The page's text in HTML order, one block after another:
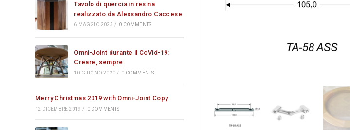
Tavolo di quercia in resina
realizzato da Alessandro Caccese
6 MAGGIO 2023 / 0 COMMENTS
Omni-Joint durante il CoVid-19:
Creare, sempre.
10 GIUGNO 2020 / 0 COMMENTS
Merry Christmas 2019 with Omni-Joint Copy
12 DICEMBRE 2019 / 0 COMMENTS